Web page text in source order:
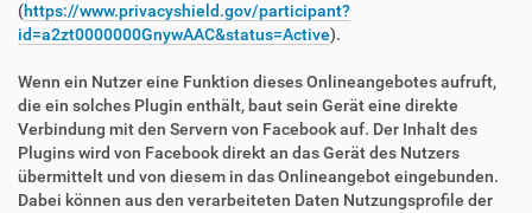
(https://www.privacyshield.gov/participant?
id=a2zt0000000GnywAAC&status=Active).
Wenn ein Nutzer eine Funktion dieses Onlineangebotes aufruft,
die ein solches Plugin enthält, baut sein Gerät eine direkte
Verbindung mit den Servern von Facebook auf. Der Inhalt des
Plugins wird von Facebook direkt an das Gerät des Nutzers
übermittelt und von diesem in das Onlineangebot eingebunden.
Dabei können aus den verarbeiteten Daten Nutzungsprofile der